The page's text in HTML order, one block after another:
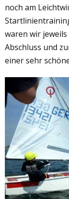
noch am
waren wir jeweils
Abschluss und
einer sehr